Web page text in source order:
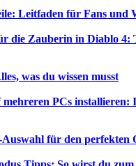
Leitfaden für Fans und
die Zauberin in Diablo 4:
was du wissen musst
PCs installieren:
für den perfekten